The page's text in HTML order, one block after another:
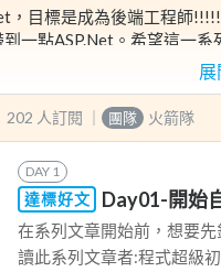
，目標是成為後端工程師
一點ASP.Net。希望這一
展
202 人訂閱 團隊 火箭隊
DAY 1
達標好文 Day01-開始
在系列文章開始前，想要
讀此系列文章者:程式超級